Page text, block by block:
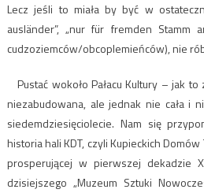
Lecz jeśli to miała by być w
ausländer”, „nur für fremden Stamm
cudzoziemców/obcoplemieńców), nie
Pustać wokoło Pałacu Kultury – jak
niezabudowana, ale jednak nie cała i
siedemdziesięciolecie. Nam się
historia hali KDT, czyli Kupieckich
prosperującej w pierwszej dekadzie
dzisiejszego „Muzeum Sztuki